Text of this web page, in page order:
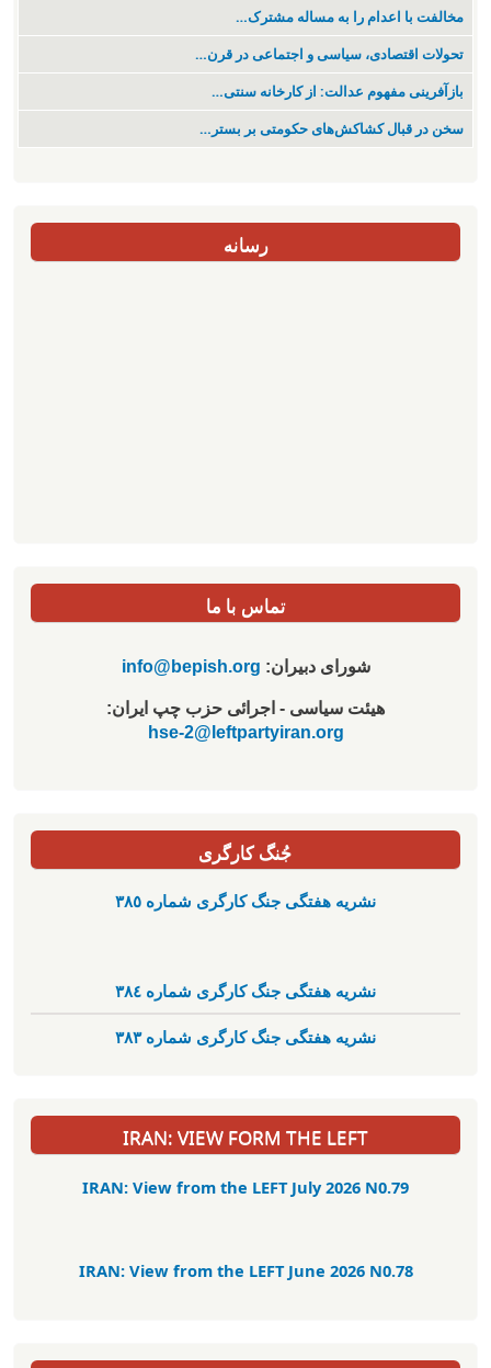
مخالفت با اعدام را به مساله مشترک…
تحولات اقتصادی، سیاسی و اجتماعی در قرن…
بازآفرینی مفهوم عدالت: از کارخانه سنتی…
سخن در قبال کشاکش‌های حکومتی بر بستر…
رسانه
تماس با ما
شورای دبیران: info@bepish.org
هیئت سیاسی - اجرائی حزب چپ ایران:
hse-2@leftpartyiran.org
جُنگ کارگری
نشریە هفتگی جنگ کارگری شمارە ٣٨٥
نشریە هفتگی جنگ کارگری شمارە ٣٨٤
نشریە هفتگی جنگ کارگری شمارە ٣٨٣
IRAN: VIEW FORM THE LEFT
IRAN: View from the LEFT July 2026 N0.79
IRAN: View from the LEFT June 2026 N0.78